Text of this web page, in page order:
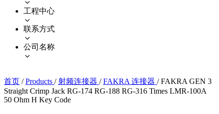
工程中心
联系方式
公司名称
首页 / Products / 射频连接器 / FAKRA 连接器 / FAKRA GEN 3
Straight Crimp Jack RG-174 RG-188 RG-316 Times LMR-100A
50 Ohm H Key Code